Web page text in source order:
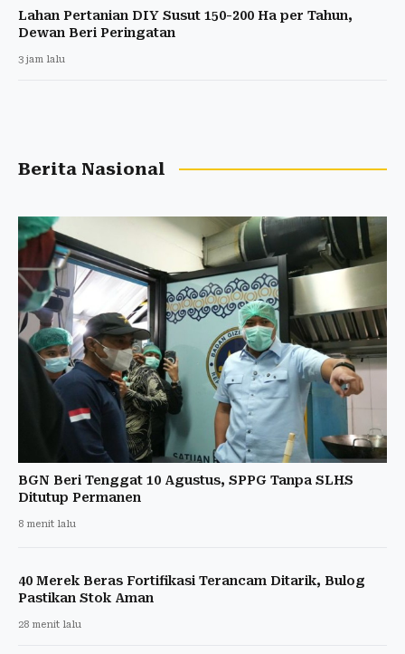
Lahan Pertanian DIY Susut 150-200 Ha per Tahun,
Dewan Beri Peringatan
3 jam lalu
Berita Nasional
BGN Beri Tenggat 10 Agustus, SPPG Tanpa SLHS
Ditutup Permanen
8 menit lalu
40 Merek Beras Fortifikasi Terancam Ditarik, Bulog
Pastikan Stok Aman
28 menit lalu